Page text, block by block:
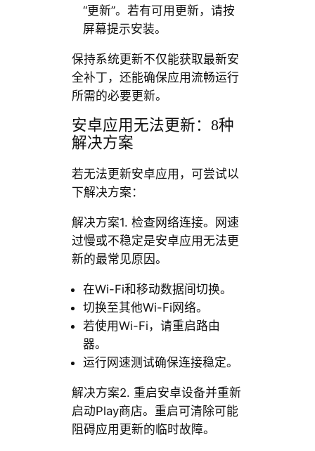
“更新”。若有可用更新，请按
屏幕提示安装。
保持系统更新不仅能获取最新安
全补丁，还能确保应用流畅运行
所需的必要更新。
安卓应用无法更新：8种
解决方案
若无法更新安卓应用，可尝试以
下解决方案：
解决方案1. 检查网络连接。网速
过慢或不稳定是安卓应用无法更
新的最常见原因。
在Wi-Fi和移动数据间切换。
切换至其他Wi-Fi网络。
若使用Wi-Fi，请重启路由
器。
运行网速测试确保连接稳定。
解决方案2. 重启安卓设备并重新
启动Play商店。重启可清除可能
阻碍应用更新的临时故障。